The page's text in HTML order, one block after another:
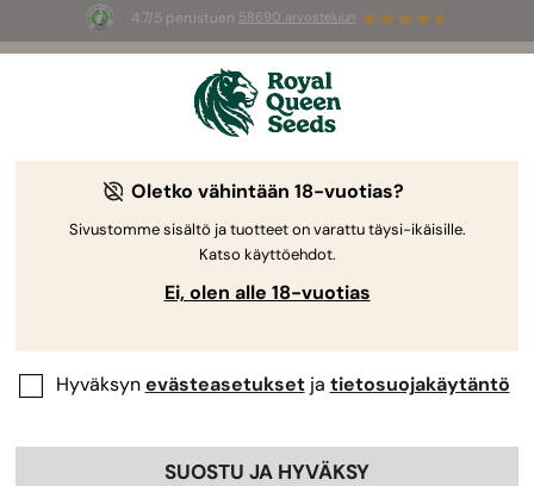
4.7/5 perustuen 58690 arvosteluun
3 White Widow Auto mag
Oletko vähintään 18-vuotias?
Sivustomme sisältö ja tuotteet on varattu täysi-ikäisille.
Katso käyttöehdot.
Ei, olen alle 18-vuotias
Hyväksynevästeasetuksetja tietosuojakäytäntö
SUOSTU JA HYVÄKSY